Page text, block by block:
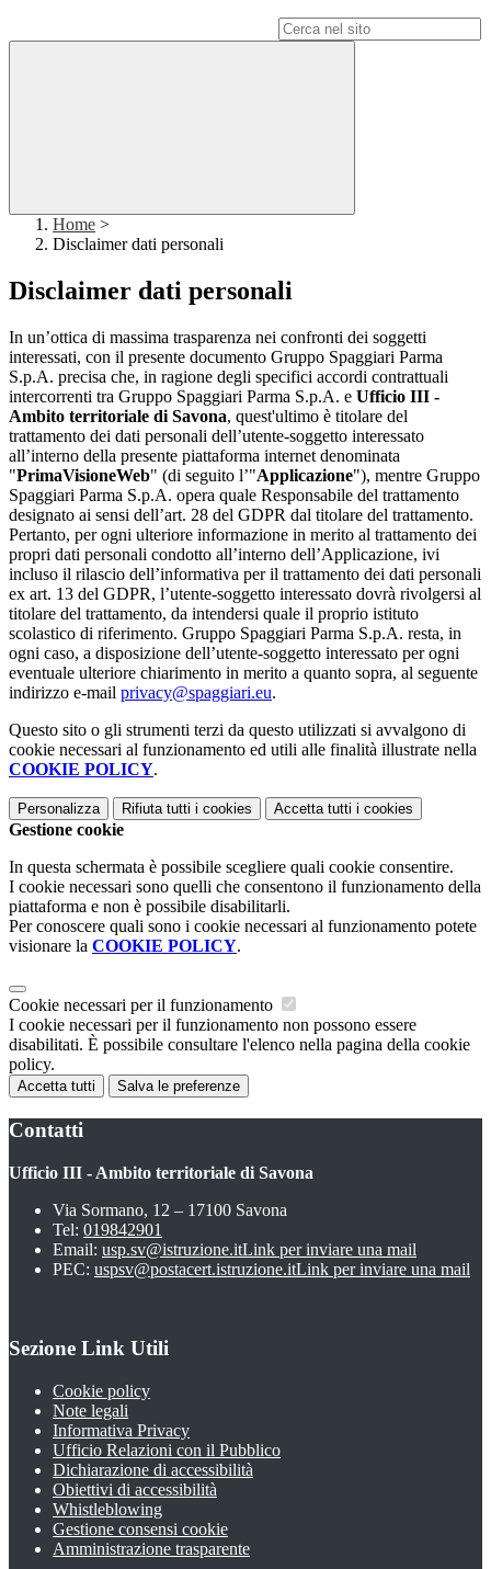
Home >
Disclaimer dati personali
Disclaimer dati personali
In un’ottica di massima trasparenza nei confronti dei soggetti
interessati, con il presente documento Gruppo Spaggiari Parma
S.p.A. precisa che, in ragione degli specifici accordi contrattuali
intercorrenti tra Gruppo Spaggiari Parma S.p.A. e Ufficio III -
Ambito territoriale di Savona, quest'ultimo è titolare del
trattamento dei dati personali dell’utente-soggetto interessato
all’interno della presente piattaforma internet denominata
"PrimaVisioneWeb" (di seguito l’"Applicazione"), mentre Gruppo
Spaggiari Parma S.p.A. opera quale Responsabile del trattamento
designato ai sensi dell’art. 28 del GDPR dal titolare del trattamento.
Pertanto, per ogni ulteriore informazione in merito al trattamento dei
propri dati personali condotto all’interno dell’Applicazione, ivi
incluso il rilascio dell’informativa per il trattamento dei dati personali
ex art. 13 del GDPR, l’utente-soggetto interessato dovrà rivolgersi al
titolare del trattamento, da intendersi quale il proprio istituto
scolastico di riferimento. Gruppo Spaggiari Parma S.p.A. resta, in
ogni caso, a disposizione dell’utente-soggetto interessato per ogni
eventuale ulteriore chiarimento in merito a quanto sopra, al seguente
indirizzo e-mail privacy@spaggiari.eu.
Questo sito o gli strumenti terzi da questo utilizzati si avvalgono di
cookie necessari al funzionamento ed utili alle finalità illustrate nella
COOKIE POLICY.
Personalizza Rifiuta tutti i cookies Accetta tutti i cookies
Gestione cookie
In questa schermata è possibile scegliere quali cookie consentire.
I cookie necessari sono quelli che consentono il funzionamento della
piattaforma e non è possibile disabilitarli.
Per conoscere quali sono i cookie necessari al funzionamento potete
visionare la COOKIE POLICY.
Cookie necessari per il funzionamento
I cookie necessari per il funzionamento non possono essere
disabilitati. È possibile consultare l'elenco nella pagina della cookie
policy.
Accetta tutti Salva le preferenze
Contatti
Ufficio III - Ambito territoriale di Savona
Via Sormano, 12 – 17100 Savona
Tel: 019842901
Email: usp.sv@istruzione.itLink per inviare una mail
PEC: uspsv@postacert.istruzione.itLink per inviare una mail
Sezione Link Utili
Cookie policy
Note legali
Informativa Privacy
Ufficio Relazioni con il Pubblico
Dichiarazione di accessibilità
Obiettivi di accessibilità
Whistleblowing
Gestione consensi cookie
Amministrazione trasparente